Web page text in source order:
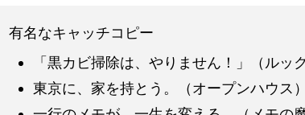
有名なキャッチコピー
「黒カビ掃除は、やりません！」（ルッ
東京に、家を持とう。（オープンハウス）